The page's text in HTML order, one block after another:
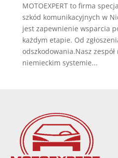
MOTOEXPERT to firma
szkód komunikacyjnych w
jest zapewnienie wsparcia
każdym etapie. Od
odszkodowania.Nasz
niemieckim systemie...